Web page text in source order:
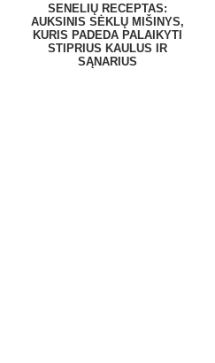
SENELIŲ RECEPTAS:
AUKSINIS SĖKLŲ MIŠINYS,
KURIS PADEDA PALAIKYTI
STIPRIUS KAULUS IR
SĄNARIUS